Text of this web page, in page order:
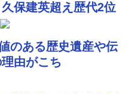
保建英超え歴代2位
のある歴史遺産や伝
由がこち